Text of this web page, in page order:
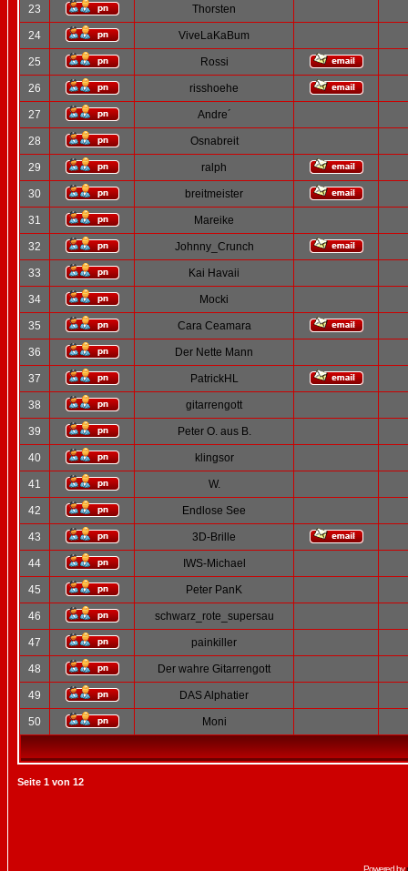
23 Thorsten
24 ViveLaKaBum
25 Rossi
26 risshoehe
27 Andre´
28 Osnabreit
29 ralph
30 breitmeister
31 Mareike
32 Johnny_Crunch
33 Kai Havaii
34 Mocki
35 Cara Ceamara
36 Der Nette Mann
37 PatrickHL
38 gitarrengott
39 Peter O. aus B.
40 klingsor
41 W.
42 Endlose See
43 3D-Brille
44 IWS-Michael
45 Peter PanK
46 schwarz_rote_supersau
47 painkiller
48 Der wahre Gitarrengott
49 DAS Alphatier
50 Moni
Seite 1 von 12
Powered by